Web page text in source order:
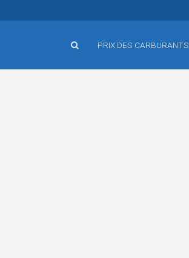
PRIX DES CARBURANTS